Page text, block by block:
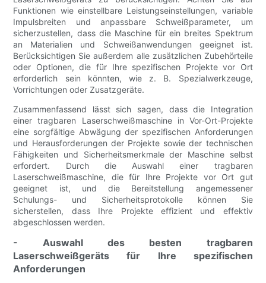
Funktionen wie einstellbare Leistungseinstellungen, variable
Impulsbreiten und anpassbare Schweißparameter, um
sicherzustellen, dass die Maschine für ein breites Spektrum
an Materialien und Schweißanwendungen geeignet ist.
Berücksichtigen Sie außerdem alle zusätzlichen Zubehörteile
oder Optionen, die für Ihre spezifischen Projekte vor Ort
erforderlich sein könnten, wie z. B. Spezialwerkzeuge,
Vorrichtungen oder Zusatzgeräte.
Zusammenfassend lässt sich sagen, dass die Integration
einer tragbaren Laserschweißmaschine in Vor-Ort-Projekte
eine sorgfältige Abwägung der spezifischen Anforderungen
und Herausforderungen der Projekte sowie der technischen
Fähigkeiten und Sicherheitsmerkmale der Maschine selbst
erfordert. Durch die Auswahl einer tragbaren
Laserschweißmaschine, die für Ihre Projekte vor Ort gut
geeignet ist, und die Bereitstellung angemessener
Schulungs- und Sicherheitsprotokolle können Sie
sicherstellen, dass Ihre Projekte effizient und effektiv
abgeschlossen werden.
- Auswahl des besten tragbaren
Laserschweißgeräts für Ihre spezifischen
Anforderungen